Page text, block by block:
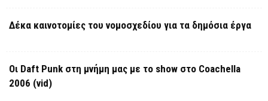
Δέκα καινοτομίες του νομοσχεδίου για τα δημόσια έργα
Οι Daft Punk στη μνήμη μας με το show στο Coachella
2006 (vid)